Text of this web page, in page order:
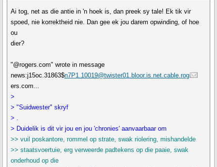
Ai tog, net as die antie in 'n hoek is, dan preek sy tale! Ek tik vir
spoed, nie korrektheid nie. Dan gee ek jou darem opwinding, of hoe
ou
dier?
"@rogers.com" wrote in message
news:j15oc.31863$n7P1.10019@twister01.bloor.is.net.cable.rog
ers.com...
>
> "Suidwester" skryf
> .
> Duidelik is dit vir jou en jou 'chronies' aanvaarbaar om
>> vuil poskantore, rommel op strate, swak riolering, mishandelde
>> staatsvoertuie, erg verweerde padtekens op die paaie, swak
onderhoud op die